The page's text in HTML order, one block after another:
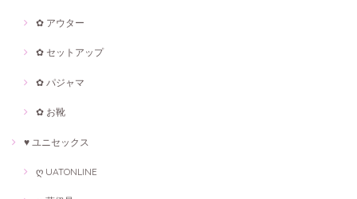
✿ アウター
✿ セットアップ
✿ パジャマ
✿ お靴
♥ ユニセックス
ღ UATONLINE